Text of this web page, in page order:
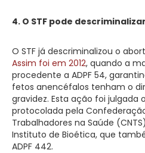
4. O STF pode
O STF já descriminalizou o
Assim foi em 2012, quando a
procedente a ADPF 54,
fetos anencéfalos tenham o
gravidez. Esta ação foi julgada
protocolada pela
Trabalhadores na Saúde
Instituto de Bioética, que
ADPF 442.